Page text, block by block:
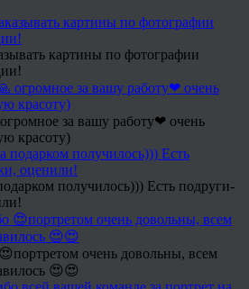
картины по фотографии
за вашу работу❤ очень
красоту)
получилось))) Есть подруги-
очень довольны, всем
😍😍